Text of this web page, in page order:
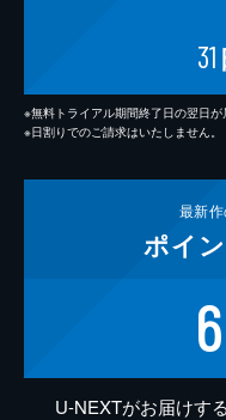
31
※無料トライアル期間終了日の翌日が
※日割りでのご請求はいたしません。
最新
ポイ
U-NEXTがお届けす